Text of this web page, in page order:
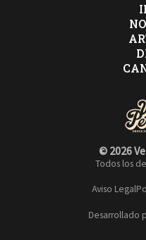
© 2026
Todos los
Aviso Legal
Desarrollado